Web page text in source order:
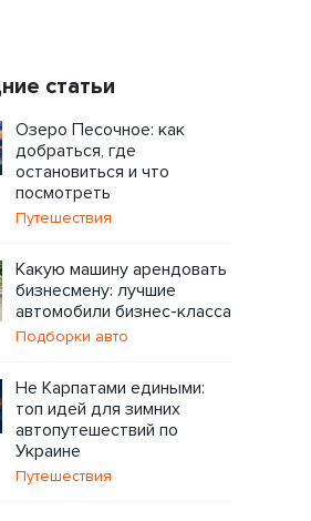
статьи
Озеро Песочное: как
добраться, где
остановиться и что
посмотреть
Путешествия
Какую машину арендовать
бизнесмену: лучшие
автомобили бизнес-класса
Подборки авто
Не Карпатами едиными:
топ идей для зимних
автопутешествий по
Украине
Путешествия